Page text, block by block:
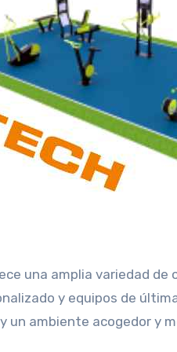
una amplia variedad
y equipos de
ambiente acogedor y